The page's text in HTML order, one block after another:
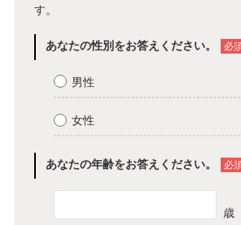
す。
あなたの性別をお答えください。 必
男性
女性
あなたの年齢をお答えください。 必
歳